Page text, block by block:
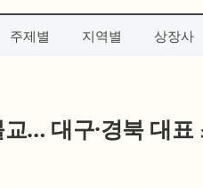
주제별 지역별 상장사
… 대구·경북 대